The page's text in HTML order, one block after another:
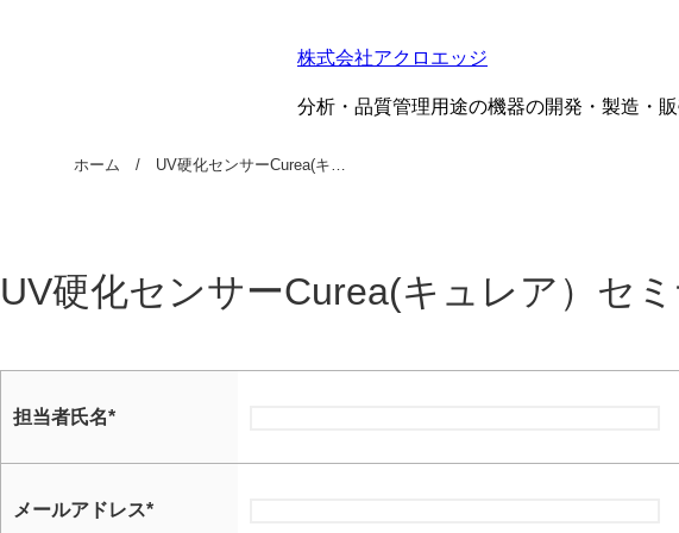
株式会社アクロエッジ
分析・品質管理用途の機器の開発・製造・
ホーム UV硬化センサーCurea(キ…
UV硬化センサーCurea(キュレア）セ
担当者氏名*
メールアドレス*